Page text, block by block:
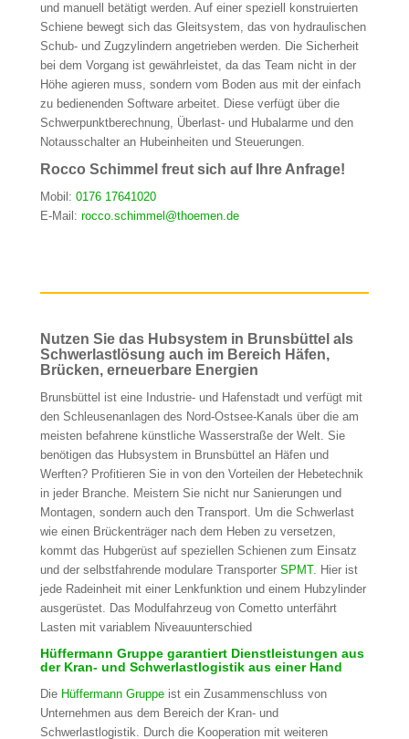
und manuell betätigt werden. Auf einer speziell konstruierten
Schiene bewegt sich das Gleitsystem, das von hydraulischen
Schub- und Zugzylindern angetrieben werden. Die Sicherheit
bei dem Vorgang ist gewährleistet, da das Team nicht in der
Höhe agieren muss, sondern vom Boden aus mit der einfach
zu bedienenden Software arbeitet. Diese verfügt über die
Schwerpunktberechnung, Überlast- und Hubalarme und den
Notausschalter an Hubeinheiten und Steuerungen.
Rocco Schimmel freut sich auf Ihre Anfrage!
Mobil: 0176 17641020
E-Mail: rocco.schimmel@thoemen.de
Nutzen Sie das Hubsystem in Brunsbüttel als
Schwerlastlösung auch im Bereich Häfen,
Brücken, erneuerbare Energien
Brunsbüttel ist eine Industrie- und Hafenstadt und verfügt mit
den Schleusenanlagen des Nord-Ostsee-Kanals über die am
meisten befahrene künstliche Wasserstraße der Welt. Sie
benötigen das Hubsystem in Brunsbüttel an Häfen und
Werften? Profitieren Sie in von den Vorteilen der Hebetechnik
in jeder Branche. Meistern Sie nicht nur Sanierungen und
Montagen, sondern auch den Transport. Um die Schwerlast
wie einen Brückenträger nach dem Heben zu versetzen,
kommt das Hubgerüst auf speziellen Schienen zum Einsatz
und der selbstfahrende modulare Transporter SPMT. Hier ist
jede Radeinheit mit einer Lenkfunktion und einem Hubzylinder
ausgerüstet. Das Modulfahrzeug von Cometto unterfährt
Lasten mit variablem Niveauunterschied
Hüffermann Gruppe garantiert Dienstleistungen aus
der Kran- und Schwerlastlogistik aus einer Hand
Die Hüffermann Gruppeist ein Zusammenschluss von
Unternehmen aus dem Bereich der Kran- und
Schwerlastlogistik. Durch die Kooperation mit weiteren